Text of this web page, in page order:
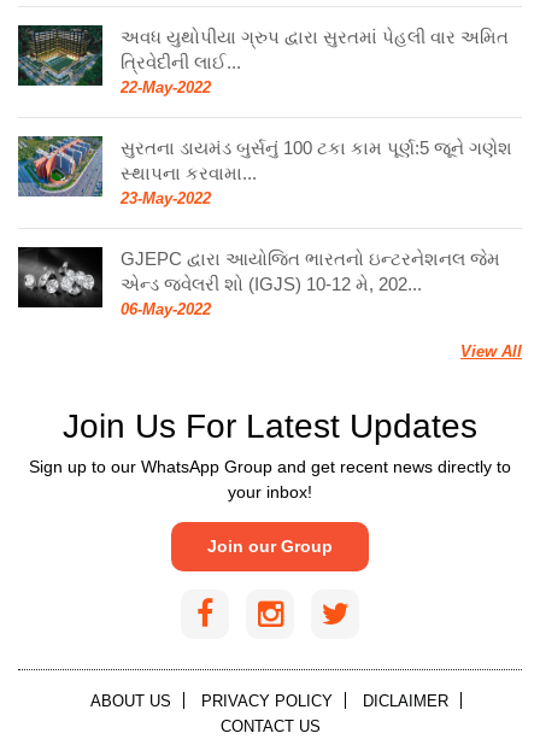
અવધ યુથોપીયા ગ્રુપ દ્વારા સુરતમાં પેહલી વાર અમિત
ત્રિવેદીની લાઈ...
22-May-2022
સુરતના ડાયમંડ બુર્સનું 100 ટકા કામ પૂર્ણ:5 જૂને ગણેશ
સ્થાપના કરવામા...
23-May-2022
GJEPC દ્વારા આયોજિત ભારતનો ઇન્ટરનેશનલ જેમ
એન્ડ જ્વેલરી શો (IGJS) 10-12 મે, 202...
06-May-2022
View All
Join Us For Latest Updates
Sign up to our WhatsApp Group and get recent news directly to
your inbox!
Join our Group
ABOUT US PRIVACY POLICY
DICLAIMER
CONTACT US